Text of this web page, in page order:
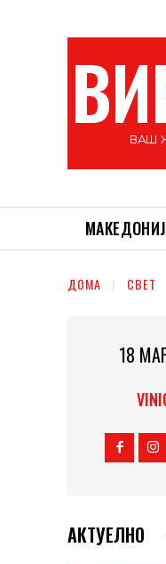
ВАШ
ДОМА СВЕТ
18
АКТУЕЛНО